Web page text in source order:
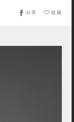
收藏
分享